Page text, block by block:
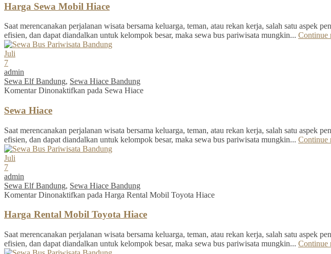
Harga Sewa Mobil Hiace
Saat merencanakan perjalanan wisata bersama keluarga, teman, atau rekan kerja, salah satu aspek
efisien, dan dapat diandalkan untuk kelompok besar, maka sewa bus pariwisata mungkin... Continue
Juli
7
admin
Sewa Elf Bandung, Sewa Hiace Bandung
Komentar Dinonaktifkan pada Sewa Hiace
Sewa Hiace
Saat merencanakan perjalanan wisata bersama keluarga, teman, atau rekan kerja, salah satu aspek
efisien, dan dapat diandalkan untuk kelompok besar, maka sewa bus pariwisata mungkin... Continue
Juli
7
admin
Sewa Elf Bandung, Sewa Hiace Bandung
Komentar Dinonaktifkan pada Harga Rental Mobil Toyota Hiace
Harga Rental Mobil Toyota Hiace
Saat merencanakan perjalanan wisata bersama keluarga, teman, atau rekan kerja, salah satu aspek
efisien, dan dapat diandalkan untuk kelompok besar, maka sewa bus pariwisata mungkin... Continue